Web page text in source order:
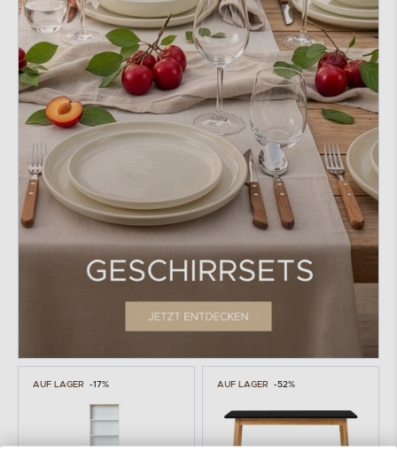
AUF LAGER -17% AUF LAGER -52%